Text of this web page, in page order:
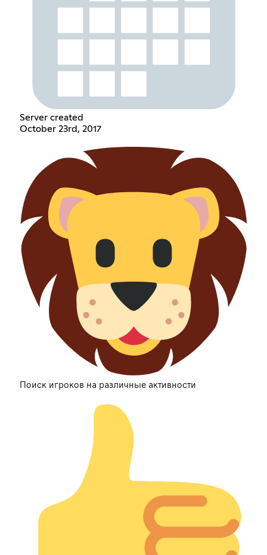
Server created
October 23rd, 2017
Поиск игроков на различные активности